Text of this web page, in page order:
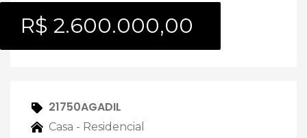
R$ 2.600.000,00
21750AGADIL
Casa - Residencial